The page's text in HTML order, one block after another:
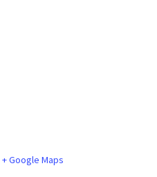
+ Google Maps